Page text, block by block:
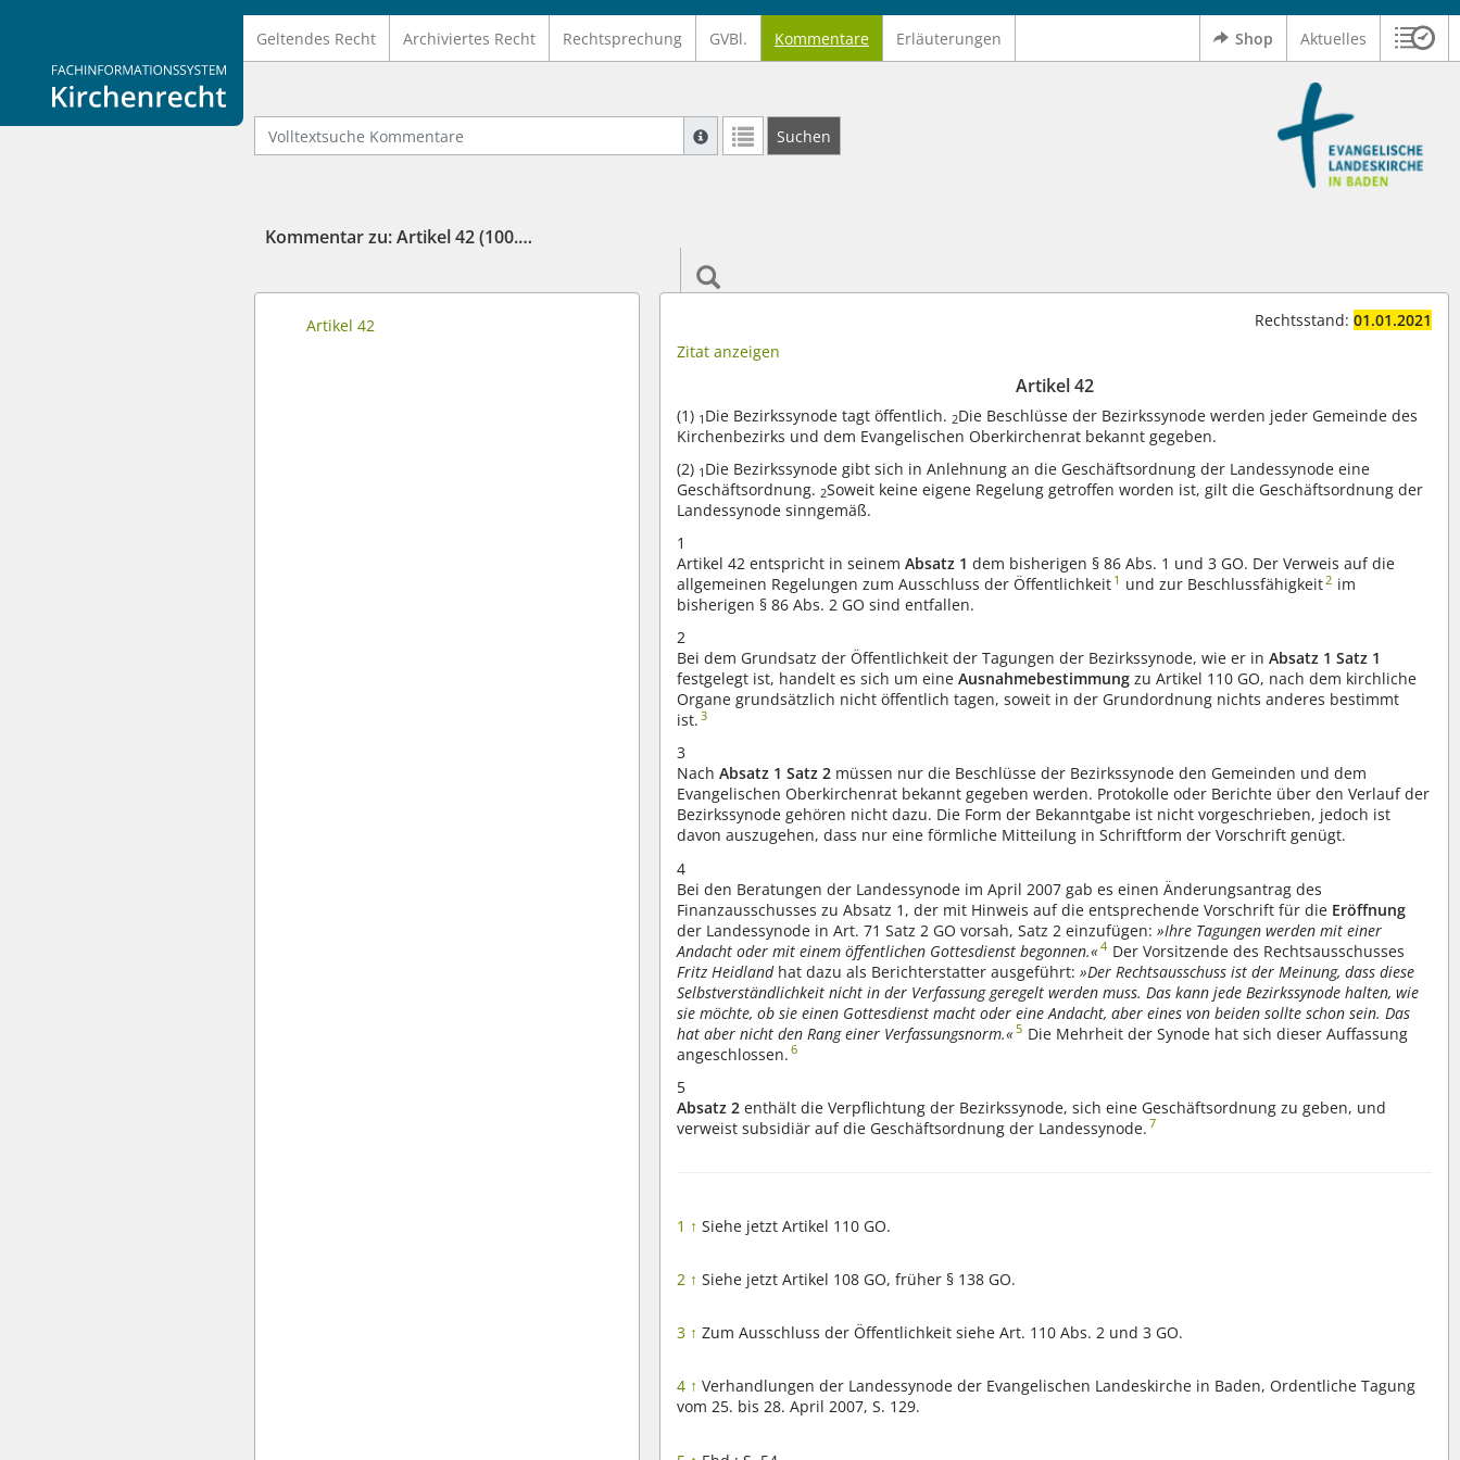
Logo Fachinformationssystem Kirchenrecht
Geltendes Recht Archiviertes Recht Rechtsprechung GVBl. Kommentare Erläuterungen Shop Aktuelles
Volltextsuche Kommentare
Suche mit Platzhalter "*", Bsp. Pfarrer*, findet auch: "Pfarrerinitiative" oder "Pfarrerausschuss".
Suchen
Kommentar zu: Artikel 42 (100.100 Grundordnung (GO))
Artikel 42 Rechtsstand: 01.01.2021
Zitat anzeigen
Artikel 42
(1) 1 Die Bezirkssynode tagt öffentlich. 2Die Beschlüsse der Bezirkssynode werden jeder Gemeinde des
Kirchenbezirks und dem Evangelischen Oberkirchenrat bekannt gegeben.
(2) 1 Die Bezirkssynode gibt sich in Anlehnung an die Geschäftsordnung der Landessynode eine
Geschäftsordnung. 2Soweit keine eigene Regelung getroffen worden ist, gilt die Geschäftsordnung der
Landessynode sinngemäß.
1
Artikel 42 entspricht in seinemAbsatz 1 dem bisherigen § 86 Abs. 1 und 3 GO. Der Verweis auf die
allgemeinen Regelungen zum Ausschluss der Öffentlichkeit 1 und zur Beschlussfähigkeit 2 im
bisherigen § 86 Abs. 2 GO sind entfallen.
2
Bei dem Grundsatz der Öffentlichkeit der Tagungen der Bezirkssynode, wie er inAbsatz 1 Satz 1
festgelegt ist, handelt es sich um eineAusnahmebestimmung zu Artikel 110 GO, nach dem kirchliche
Organe grundsätzlich nicht öffentlich tagen, soweit in der Grundordnung nichts anderes bestimmt
ist. 3
3
NachAbsatz 1 Satz 2 müssen nur die Beschlüsse der Bezirkssynode den Gemeinden und dem
Evangelischen Oberkirchenrat bekannt gegeben werden. Protokolle oder Berichte über den Verlauf der
Bezirkssynode gehören nicht dazu. Die Form der Bekanntgabe ist nicht vorgeschrieben, jedoch ist
davon auszugehen, dass nur eine förmliche Mitteilung in Schriftform der Vorschrift genügt.
4
Bei den Beratungen der Landessynode im April 2007 gab es einen Änderungsantrag des
Finanzausschusses zu Absatz 1, der mit Hinweis auf die entsprechende Vorschrift für die Eröffnung
der Landessynode in Art. 71 Satz 2 GO vorsah, Satz 2 einzufügen:»Ihre Tagungen werden mit einer
Andacht oder mit einem öffentlichen Gottesdienst begonnen.«4 Der Vorsitzende des Rechtsausschusses
Fritz Heidlandhat dazu als Berichterstatter ausgeführt:»Der Rechtsausschuss ist der Meinung, dass diese
Selbstverständlichkeit nicht in der Verfassung geregelt werden muss. Das kann jede Bezirkssynode halten, wie
sie möchte, ob sie einen Gottesdienst macht oder eine Andacht, aber eines von beiden sollte schon sein. Das
hat aber nicht den Rang einer Verfassungsnorm.«5 Die Mehrheit der Synode hat sich dieser Auffassung
angeschlossen. 6
5
Absatz 2 enthält die Verpflichtung der Bezirkssynode, sich eine Geschäftsordnung zu geben, und
verweist subsidiär auf die Geschäftsordnung der Landessynode. 7
1 ↑ Siehe jetzt Artikel 110 GO.
2 ↑ Siehe jetzt Artikel 108 GO, früher § 138 GO.
3 ↑ Zum Ausschluss der Öffentlichkeit siehe Art. 110 Abs. 2 und 3 GO.
4 ↑ Verhandlungen der Landessynode der Evangelischen Landeskirche in Baden, Ordentliche Tagung
vom 25. bis 28. April 2007, S. 129.